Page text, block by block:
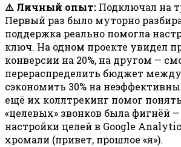
⚠️ Личный опыт: Подключал на
Первый раз было муторно
поддержка реально помогла
ключ. На одном проекте увидел
конверсии на 20%, на другом —
перераспределить бюджет
сэкономить 30% на
ещё их коллтрекинг помог
«целевых» звонков была фигнёй —
настройки целей в Google
хромали (привет, прошлое «я»).